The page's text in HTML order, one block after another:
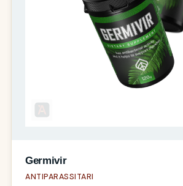
Germivir
ANTIPARASSITARI